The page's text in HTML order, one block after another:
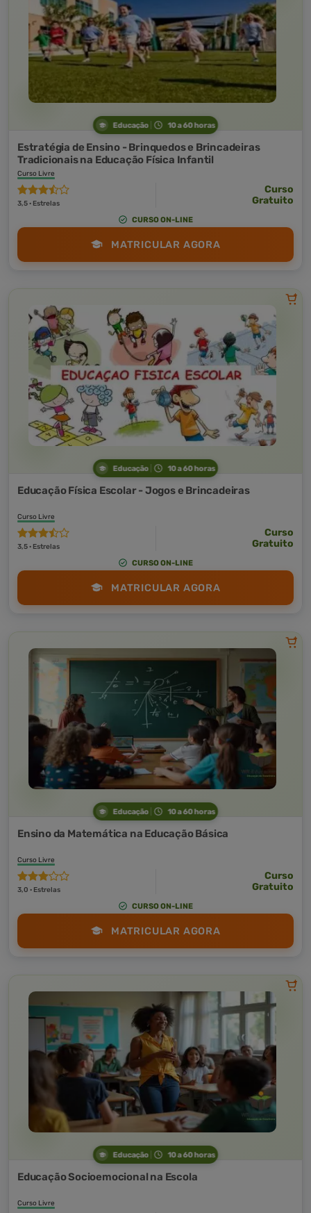
Educação 10 a 60 horas
Estratégia de Ensino - Brinquedos e Brincadeiras
Tradicionais na Educação Física Infantil
Curso Livre
3,5 · Estrelas
Curso
Gratuito
CURSO ON-LINE
MATRICULAR AGORA
Educação 10 a 60 horas
Educação Física Escolar - Jogos e Brincadeiras
Curso Livre
3,5 · Estrelas
Curso
Gratuito
CURSO ON-LINE
MATRICULAR AGORA
Educação 10 a 60 horas
Ensino da Matemática na Educação Básica
Curso Livre
3,0 · Estrelas
Curso
Gratuito
CURSO ON-LINE
MATRICULAR AGORA
Educação 10 a 60 horas
Educação Socioemocional na Escola
Curso Livre